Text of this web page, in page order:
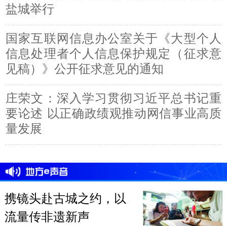
盐城举行
国家互联网信息办公室关于《大型个人
信息处理者个人信息保护规定（征求意
见稿）》公开征求意见的通知
庄荣文：深入学习贯彻习近平总书记重
要论述 以正确政绩观推动网信事业高质
量发展
携镜头赴古城之约，以
流量传非遗新声